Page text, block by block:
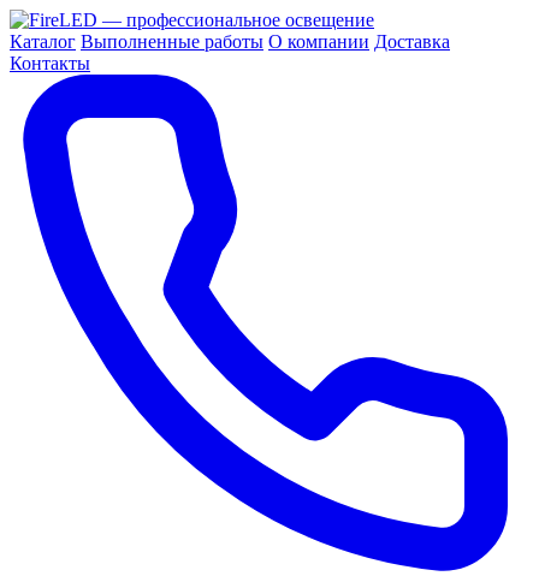
Каталог Выполненные работы О компании Доставка
Контакты